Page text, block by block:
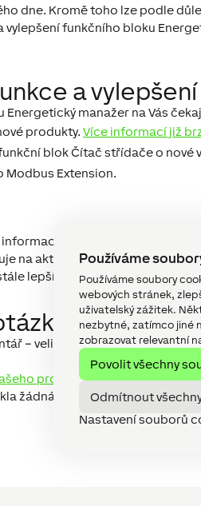
Používáme
Používáme soubory
webových stránek,
uživatelský zážitek.
nezbytné, zatímco jiné
zobrazovat relevantní
Povolit všechny
Odmítnout
Nastavení souborů
dne. Kromě toho lze podle
vylepšení funkčního bloku
a vylepšení
manažer na Vás
produkty. Více informací již
blok Čítač střídače o nové
Modbus Extension.
naleznete na našich
na aktualizacích softwaru.
lepší a lepší!
– velice rádi Vám odpovíme
projektu
žádná novinka? Přihlaste se k